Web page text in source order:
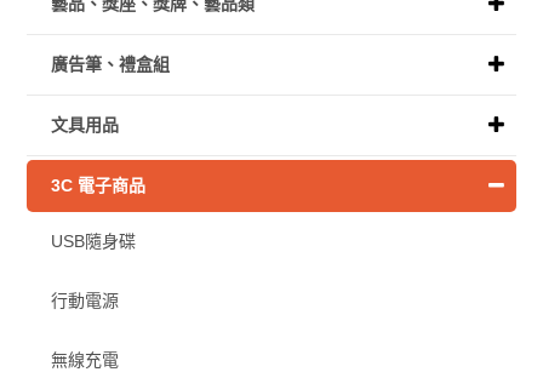
廣告筆、禮盒組
文具用品
3C 電子商品
USB隨身碟
行動電源
無線充電